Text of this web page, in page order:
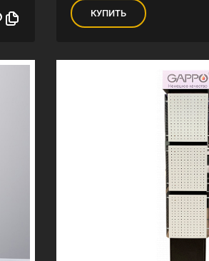
КУПИТЬ